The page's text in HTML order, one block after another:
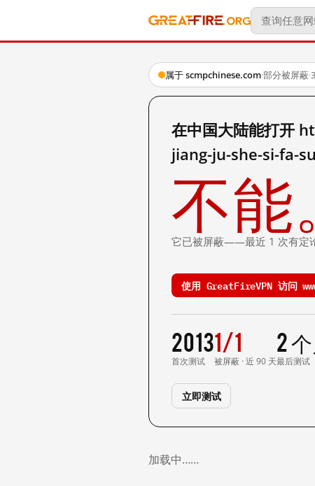
属于 scmpchinese.com·部分被屏蔽·
在中国大陆能打开
jiang-ju-she-si-fa-
不能
它已被屏蔽——最近 1 次有定
使用 GreatFireVPN 访问
2013
首次测试
1/1
被屏蔽 · 近 90 天
2
最后测试
立即测试
加载中……